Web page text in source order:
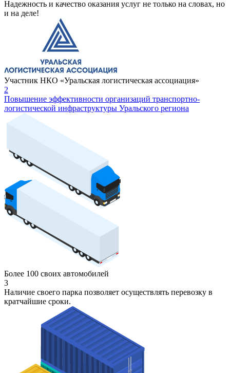
Надежность и качество оказания услуг не только на словах, но
и на деле!
Участник НКО «Уральская логистическая ассоциация»
2
Повышение эффективности организаций транспортно-
логистической инфраструктуры Уральского региона
Более 100 своих автомобилей
3
Наличие своего парка позволяет осуществлять перевозку в
кратчайшие сроки.